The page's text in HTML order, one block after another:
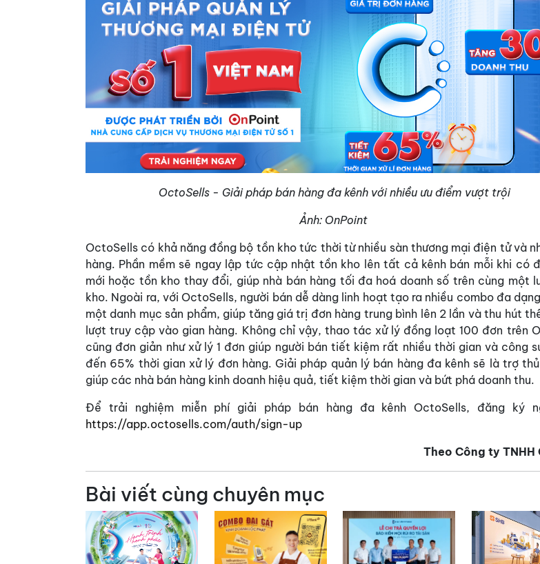
OctoSells - Giải pháp bán hàng đa kênh với nhiều ưu điểm vượt trội
Ảnh: OnPoint
OctoSells có khả năng đồng bộ tồn kho tức thời từ nhiều sàn thương mại điện tử và
hàng. Phần mềm sẽ ngay lập tức cập nhật tồn kho lên tất cả kênh bán mỗi khi có
mới hoặc tồn kho thay đổi, giúp nhà bán hàng tối đa hoá doanh số trên cùng một
kho. Ngoài ra, với OctoSells, người bán dễ dàng linh hoạt tạo ra nhiều combo đa
một danh mục sản phẩm, giúp tăng giá trị đơn hàng trung bình lên 2 lần và thu hút
lượt truy cập vào gian hàng. Không chỉ vậy, thao tác xử lý đồng loạt 100 đơn trên
cũng đơn giản như xử lý 1 đơn giúp người bán tiết kiệm rất nhiều thời gian và công
đến 65% thời gian xử lý đơn hàng. Giải pháp quản lý bán hàng đa kênh sẽ là trợ
giúp các nhà bán hàng kinh doanh hiệu quả, tiết kiệm thời gian và bứt phá doanh thu.
Để trải nghiệm miễn phí giải pháp bán hàng đa kênh OctoSells, đăng ký
https://app.octosells.com/auth/sign-up
Theo Công ty TNHH
Bài viết cùng chuyên mục